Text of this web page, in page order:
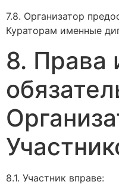
7.8. Организатор
Кураторам именные
8. Права
8.1. Участник вправе: